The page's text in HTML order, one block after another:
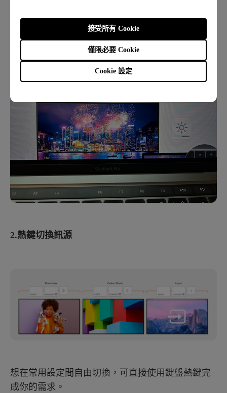
Cookie 設定
僅限必要 Cookie
接受所有 Cookie
2.熱鍵切換訊源
想在常用設定間自由切換，可直接使用鍵盤熱鍵完
成你的需求。